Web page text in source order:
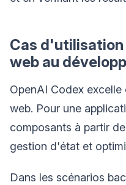
Cas d'utilisation
web au
OpenAI Codex
web. Pour une
composants à partir
gestion d'état et
Dans les scénarios